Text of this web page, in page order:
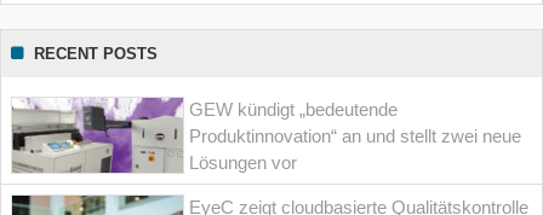
RECENT POSTS
GEW kündigt „bedeutende
Produktinnovation“ an und stellt zwei neue
Lösungen vor
EyeC zeigt cloudbasierte Qualitätskontrolle